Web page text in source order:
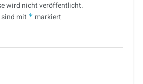
wird nicht veröffentlicht.
sind mit * markiert